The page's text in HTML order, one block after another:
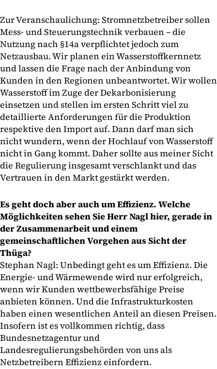
Zur Veranschaulichung: Stromnetzbetreiber sollen
Mess- und Steuerungstechnik verbauen – die
Nutzung nach §14a verpflichtet jedoch zum
Netzausbau. Wir planen ein Wasserstoffkernnetz
und lassen die Frage nach der Anbindung von
Kunden in den Regionen unbeantwortet. Wir wollen
Wasserstoff im Zuge der Dekarbonisierung
einsetzen und stellen im ersten Schritt viel zu
detaillierte Anforderungen für die Produktion
respektive den Import auf. Dann darf man sich
nicht wundern, wenn der Hochlauf von Wasserstoff
nicht in Gang kommt. Daher sollte aus meiner Sicht
die Regulierung insgesamt verschlankt und das
Vertrauen in den Markt gestärkt werden.
Es geht doch aber auch um Effizienz. Welche
Möglichkeiten sehen Sie Herr Nagl hier, gerade in
der Zusammenarbeit und einem
gemeinschaftlichen Vorgehen aus Sicht der
Thüga?
Stephan Nagl: Unbedingt geht es um Effizienz. Die
Energie- und Wärmewende wird nur erfolgreich,
wenn wir Kunden wettbewerbsfähige Preise
anbieten können. Und die Infrastrukturkosten
haben einen wesentlichen Anteil an diesen Preisen.
Insofern ist es vollkommen richtig, dass
Bundesnetzagentur und
Landesregulierungsbehörden von uns als
Netzbetreibern Effizienz einfordern.